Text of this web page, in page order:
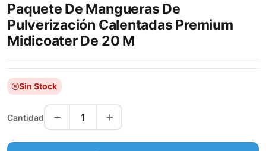
Paquete De Mangueras De
Pulverización Calentadas Premium
Midicoater De 20 M
Sin Stock
Cantidad 1